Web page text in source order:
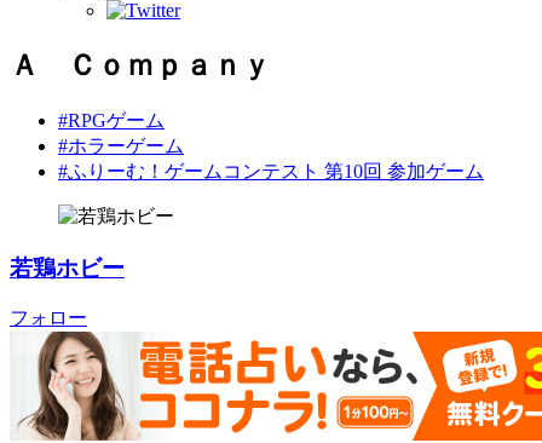
Ａ Ｃｏｍｐａｎｙ
#RPGゲーム
#ホラーゲーム
#ふりーむ！ゲームコンテスト 第10回 参加ゲーム
若鶏ホビー
フォロー